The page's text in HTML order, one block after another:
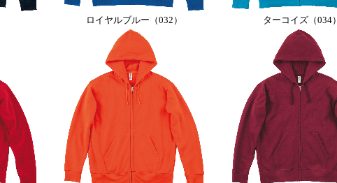
ロイヤルブルー（032） ターコイズ（034）